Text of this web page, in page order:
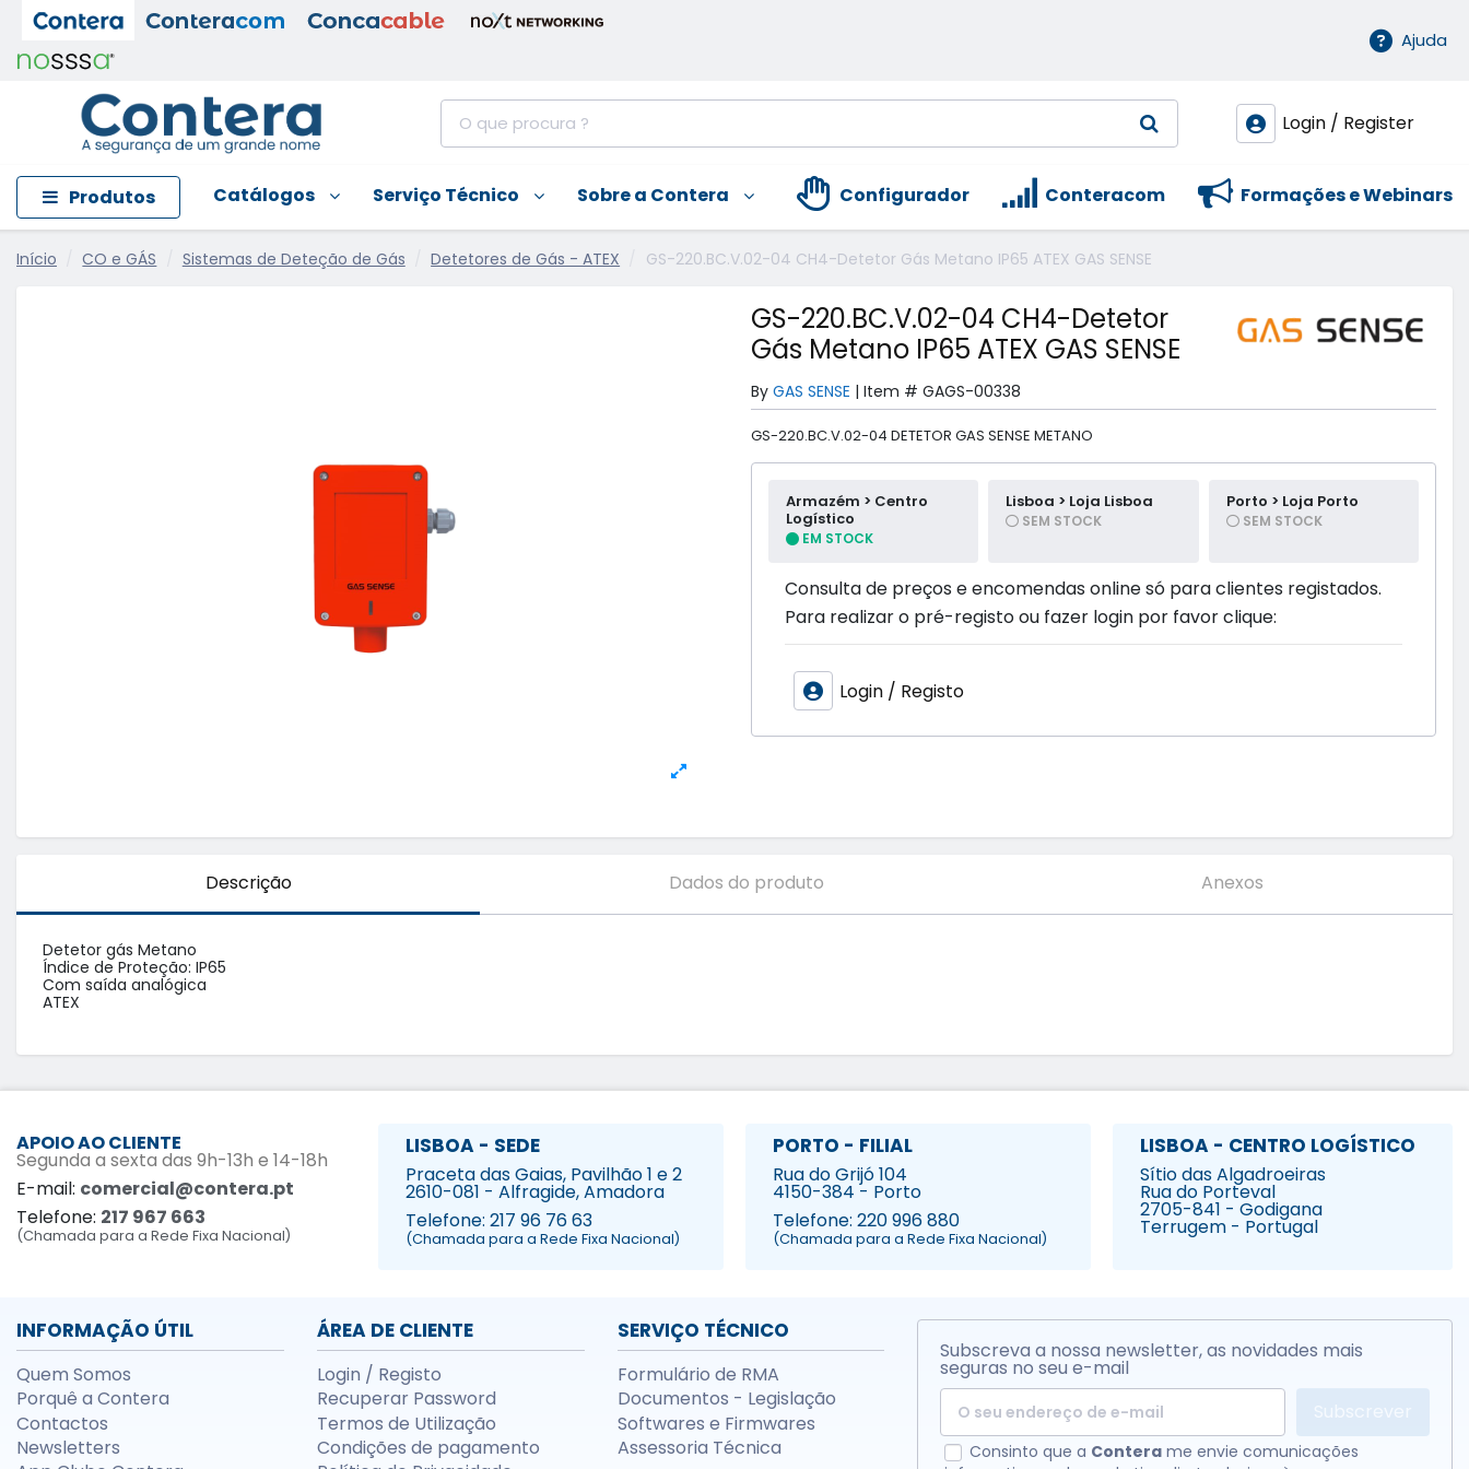
Ajuda
Login / Register
Produtos Catálogos Serviço Técnico Sobre a Contera Formações e Webinars
Conteracom
Configurador
Início CO e GÁS Sistemas de Deteção de Gás Detetores de Gás - ATEX GS-220.BC.V.02-04 CH4-Detetor Gás Metano IP65 ATEX GAS SENSE
GS-220.BC.V.02-04 CH4-Detetor
Gás Metano IP65 ATEX GAS SENSE
By GAS SENSE | Item # GAGS-00338
GS-220.BC.V.02-04 DETETOR GAS SENSE METANO
Armazém > Centro
Logístico
EM STOCK
Lisboa > Loja Lisboa
SEM STOCK
Porto > Loja Porto
SEM STOCK
Consulta de preços e encomendas online só para clientes registados.
Para realizar o pré-registo ou fazer login por favor clique:
Login / Registo
Descrição Dados do produto Anexos
Detetor gás Metano
Índice de Proteção: IP65
Com saída analógica
ATEX
APOIO AO CLIENTE
Segunda a sexta das 9h-13h e 14-18h
E-mail: comercial@contera.pt
Telefone: 217 967 663
(Chamada para a Rede Fixa Nacional)
LISBOA - SEDE
Praceta das Gaias, Pavilhão 1 e 2
2610-081 - Alfragide, Amadora
Telefone: 217 96 76 63
(Chamada para a Rede Fixa Nacional)
PORTO - FILIAL
Rua do Grijó 104
4150-384 - Porto
Telefone: 220 996 880
(Chamada para a Rede Fixa Nacional)
LISBOA - CENTRO LOGÍSTICO
Sítio das Algadroeiras
Rua do Porteval
2705-841 - Godigana
Terrugem - Portugal
INFORMAÇÃO ÚTIL
Quem Somos
Porquê a Contera
Contactos
Newsletters
ÁREA DE CLIENTE
Login / Registo
Recuperar Password
Termos de Utilização
Condições de pagamento
SERVIÇO TÉCNICO
Formulário de RMA
Documentos - Legislação
Softwares e Firmwares
Assessoria Técnica
Subscreva a nossa newsletter, as novidades mais
seguras no seu e-mail
Subscrever
Consinto que a Contera me envie comunicações